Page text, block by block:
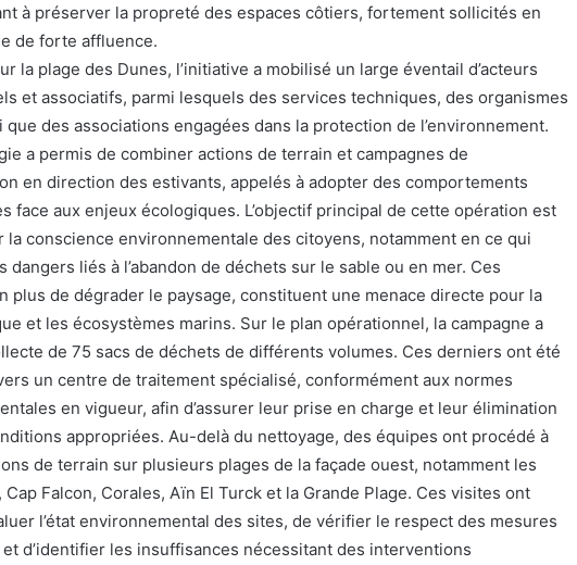
à préserver la propreté des espaces côtiers, fortement sollicités en
de forte affluence.
la plage des Dunes, l’initiative a mobilisé un large éventail d’acteurs
et associatifs, parmi lesquels des services techniques, des organismes
que des associations engagées dans la protection de l’environnement.
a permis de combiner actions de terrain et campagnes de
en direction des estivants, appelés à adopter des comportements
face aux enjeux écologiques. L’objectif principal de cette opération est
la conscience environnementale des citoyens, notamment en ce qui
dangers liés à l’abandon de déchets sur le sable ou en mer. Ces
plus de dégrader le paysage, constituent une menace directe pour la
et les écosystèmes marins. Sur le plan opérationnel, la campagne a
de 75 sacs de déchets de différents volumes. Ces derniers ont été
un centre de traitement spécialisé, conformément aux normes
en vigueur, afin d’assurer leur prise en charge et leur élimination
appropriées. Au-delà du nettoyage, des équipes ont procédé à
de terrain sur plusieurs plages de la façade ouest, notamment les
Cap Falcon, Corales, Aïn El Turck et la Grande Plage. Ces visites ont
l’état environnemental des sites, de vérifier le respect des mesures
d’identifier les insuffisances nécessitant des interventions